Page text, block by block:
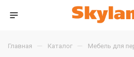
Главная — Каталог — Мебель для